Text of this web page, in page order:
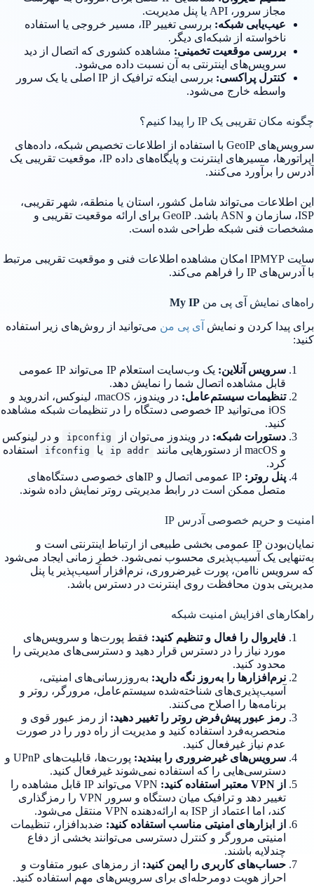
مجاز سرور، API یا پنل مدیریت.
عیب‌یابی شبکه:
بررسی تغییر IP، مسیر خروجی یا استفاده
ناخواسته از شبکه‌ای دیگر.
بررسی موقعیت تخمینی: مشاهده کشوری که اتصال از دید
سرویس‌های اینترنتی به آن نسبت داده می‌شود.
کنترل پراکسی:
بررسی اینکه ترافیک از IP اصلی یا یک سرور
واسطه خارج می‌شود.
چگونه مکان تقریبی یک IP را پیدا کنیم؟
سرویس‌های GeoIP با استفاده از اطلاعات تخصیص شبکه، داده‌های
اپراتورها، مسیرهای اینترنت و پایگاه‌های داده IP، موقعیت تقریبی یک
آدرس را برآورد می‌کنند.
این اطلاعات می‌تواند شامل کشور، استان یا منطقه، شهر تقریبی،
ISP، سازمان و ASN باشد. GeoIP برای ارائه موقعیت تقریبی و
مشخصات فنی شبکه طراحی شده است.
سایت IPMYP امکان مشاهده اطلاعات فنی و موقعیت تقریبی مرتبط
با آدرس‌های IP را فراهم می‌کند.
راه‌های نمایش آی پی من My IP
برای پیدا کردن و نمایش آی پی من می‌توانید از روش‌های زیر استفاده
کنید:
سرویس آنلاین:
یک وب‌سایت استعلام IP می‌تواند IP عمومی
قابل مشاهده اتصال شما را نمایش دهد.
تنظیمات سیستم‌عامل:
در ویندوز، macOS، لینوکس، اندروید و
iOS می‌توانید IP خصوصی دستگاه را در تنظیمات شبکه مشاهده
کنید.
دستورات شبکه: در ویندوز می‌توان از ipconfig
و در لینوکس
و macOS از دستورهایی مانند
ip addr یا ifconfig
استفاده
کرد.
پنل روتر:
IP عمومی اتصال و IPهای خصوصی دستگاه‌های
متصل ممکن است در رابط مدیریتی روتر نمایش داده شوند.
امنیت و حریم خصوصی آدرس IP
نمایان‌بودن IP عمومی بخشی طبیعی از ارتباط اینترنتی است و
به‌تنهایی یک آسیب‌پذیری محسوب نمی‌شود. خطر زمانی ایجاد می‌شود
که سرویس ناامن، پورت غیرضروری، نرم‌افزار آسیب‌پذیر یا پنل
مدیریتی بدون محافظت روی اینترنت در دسترس باشد.
راهکارهای افزایش امنیت شبکه
فایروال را فعال و تنظیم کنید: فقط پورت‌ها و سرویس‌های
مورد نیاز را در دسترس قرار دهید و دسترسی‌های مدیریتی را
محدود کنید.
نرم‌افزارها را به‌روز نگه دارید: به‌روزرسانی‌های امنیتی،
آسیب‌پذیری‌های شناخته‌شده سیستم‌عامل، مرورگر، روتر و
برنامه‌ها را اصلاح می‌کنند.
رمز عبور پیش‌فرض روتر را تغییر دهید: از رمز عبور قوی و
منحصربه‌فرد استفاده کنید و مدیریت از راه دور را در صورت
عدم نیاز غیرفعال کنید.
سرویس‌های غیرضروری را ببندید:
پورت‌ها، قابلیت‌های UPnP و
دسترسی‌هایی را که استفاده نمی‌شوند غیرفعال کنید.
از VPN معتبر استفاده کنید:
VPN می‌تواند IP قابل مشاهده را
تغییر دهد و ترافیک میان دستگاه و سرور VPN را رمزگذاری
کند، اما اعتماد از ISP به ارائه‌دهنده VPN منتقل می‌شود.
از ابزارهای امنیتی مناسب استفاده کنید: ضدبدافزار، تنظیمات
امنیتی مرورگر و کنترل دسترسی می‌توانند بخشی از دفاع
چندلایه باشند.
حساب‌های کاربری را ایمن کنید: از رمزهای عبور متفاوت و
احراز هویت دومرحله‌ای برای سرویس‌های مهم استفاده کنید.